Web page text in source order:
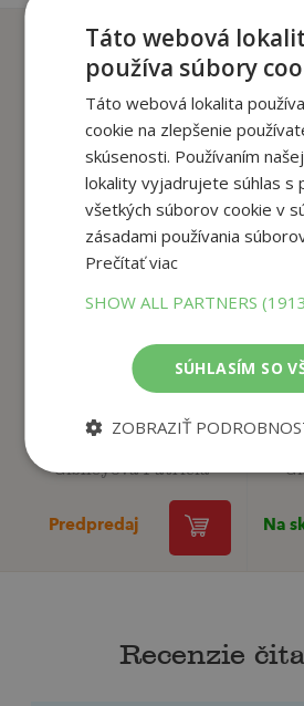
Zákazníci, ktorí si
tento titul si tiež
23 €
Predpredaj Na
Recenzie
Táto webová
používa súbory
Táto webová lokalita
cookie na zlepšenie
skúsenosti. Používaním
lokality vyjadrujete súhlas s
všetkých súborov cookie v
zásadami používania
Prečítať viac
SHOW ALL PARTNERS
SÚHLASÍM SO
ZOBRAZIŤ